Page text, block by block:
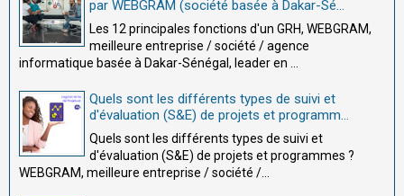
par WEBGRAM (société basée à Dakar-Sé...
Les 12 principales fonctions d'un GRH, WEBGRAM,
meilleure entreprise / société / agence
informatique basée à Dakar-Sénégal, leader en ...
Quels sont les différents types de suivi et
d'évaluation (S&E) de projets et programm...
Quels sont les différents types de suivi et
d'évaluation (S&E) de projets et programmes ?
WEBGRAM, meilleure entreprise / société /...